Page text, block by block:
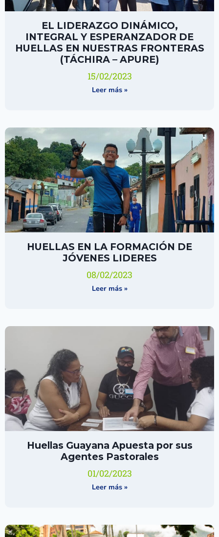
EL LIDERAZGO DINÁMICO,
INTEGRAL Y ESPERANZADOR DE
HUELLAS EN NUESTRAS FRONTERAS
(TÁCHIRA – APURE)
15/02/2023
Leer más »
HUELLAS EN LA FORMACIÓN DE
JÓVENES LIDERES
08/02/2023
Leer más »
Huellas Guayana Apuesta por sus
Agentes Pastorales
01/02/2023
Leer más »